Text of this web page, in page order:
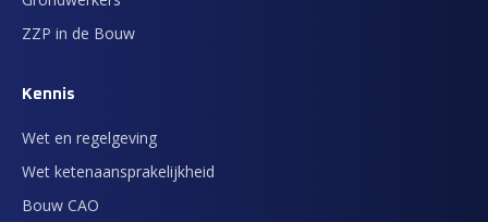
ZZP in de Bouw
Kennis
Wet en regelgeving
Wet ketenaansprakelijkheid
Bouw CAO